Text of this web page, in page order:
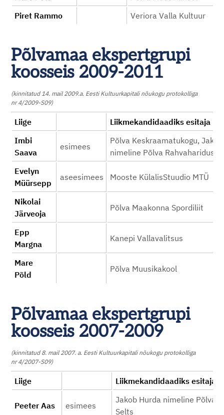
Piret Rammo
Veriora Valla Kultuur
Põlvamaa ekspertgrupi
koosseis 2009-2011
(kinnitatud 14. mail 2009.a. Eesti Kultuurkapitali nõukogu protokolliga
nr 4/2009-S09)
Liige
Imbi
Saava
esimees
Põlva Keskraamatukogu,
nimeline Põlva Rahvahariduse
Evelyn
Müürsepp
aseesimees Mooste KülalisStuudio MTÜ
Nikolai
Järveoja
Põlva Maakonna Spordiliit
Epp
Margna
Kanepi Vallavalitsus
Mare
Põld
Põlva Muusikakool
Põlvamaa ekspertgrupi
koosseis 2007-2009
(kinnitatud 8. mail 2007. a. Eesti Kultuurkapitali nõukogu protokolliga
nr 4/2007-S09)
Liige
Peeter Aas esimees
Jakob Hurda nimeline Põlva
Selts